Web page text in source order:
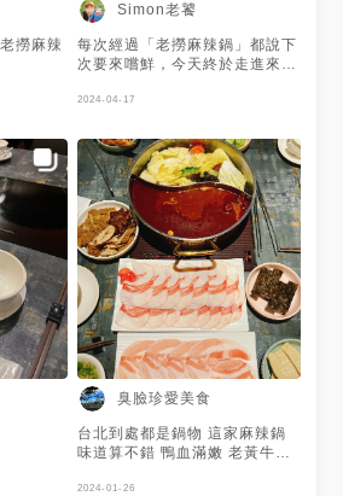
Simon老饕
每次經過「老撈麻辣鍋」都說下
次要來嚐鮮，今天終於走進來
$880 #台北市 #中山區 #老撈
2024-04-17
臭臉珍愛美食
台北到處都是鍋物 這家麻辣鍋
味道算不錯 鴨血滿嫩 老黃牛的
2024-01-26